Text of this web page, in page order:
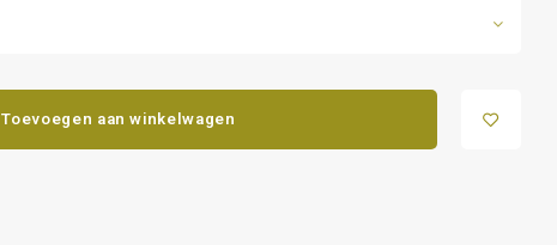
Toevoegen aan winkelwagen